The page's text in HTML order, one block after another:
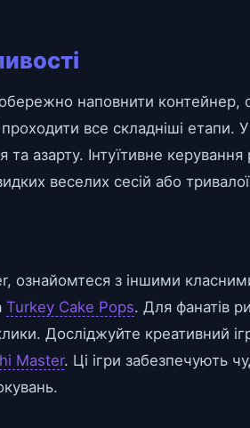
наповнити контейнер,
все складніші етапи. У
азарту. Інтуїтивне
веселих сесій або
ознайомтеся з іншими
Turkey Cake Pops. Для фанатів
Досліджуйте креативний
Master. Ці ігри забезпечують